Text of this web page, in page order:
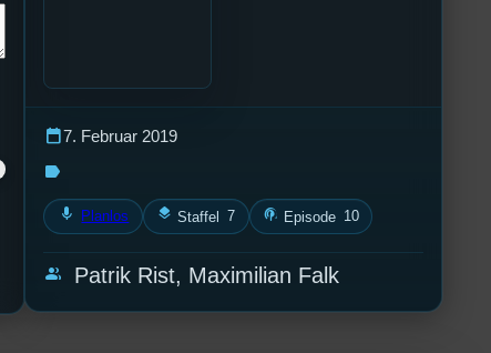
calendar_today7. Februar 2019
label
mic Planlos layers Staffel 7 podcasts Episode 10
group Patrik Rist, Maximilian Falk